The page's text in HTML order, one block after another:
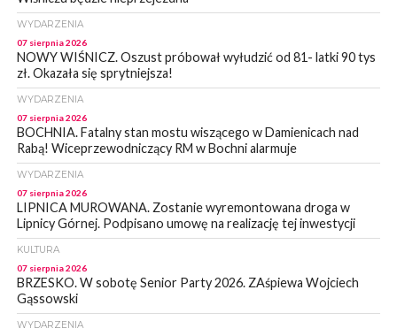
WYDARZENIA
07 sierpnia 2026
NOWY WIŚNICZ. Oszust próbował wyłudzić od 81- latki 90 tys
zł. Okazała się sprytniejsza!
WYDARZENIA
07 sierpnia 2026
BOCHNIA. Fatalny stan mostu wiszącego w Damienicach nad
Rabą! Wiceprzewodniczący RM w Bochni alarmuje
WYDARZENIA
07 sierpnia 2026
LIPNICA MUROWANA. Zostanie wyremontowana droga w
Lipnicy Górnej. Podpisano umowę na realizację tej inwestycji
KULTURA
07 sierpnia 2026
BRZESKO. W sobotę Senior Party 2026. ZAśpiewa Wojciech
Gąssowski
WYDARZENIA